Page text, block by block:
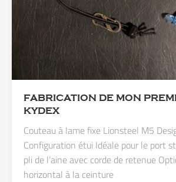
FABRICATION DE MON
KYDEX
Couteau à lame fixe Lionsteel M5
Configuration étui Idéale pour le port
pli de l’aine avec corde de retenue
horizontal à la ceinture